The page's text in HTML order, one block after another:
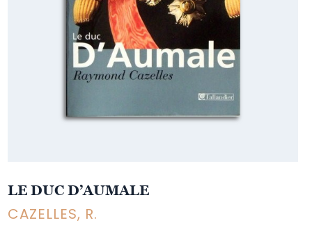
LE DUC D’AUMALE
CAZELLES, R.